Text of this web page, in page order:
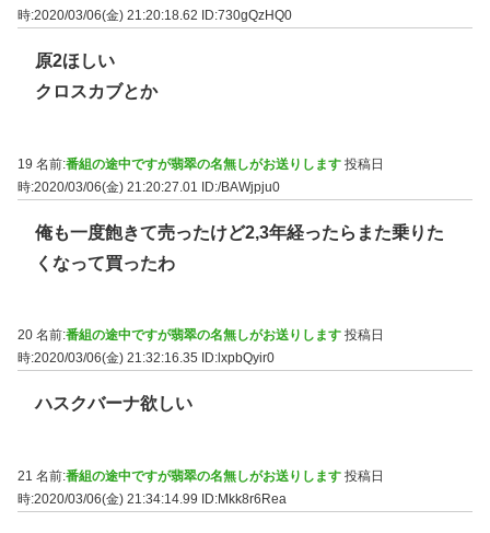
時:2020/03/06(金) 21:20:18.62
ID:730gQzHQ0
原2ほしい
クロスカブとか
19 名前:番組の途中ですが翡翠の名無しがお送りします 投稿日
時:2020/03/06(金) 21:20:27.01 ID:/BAWjpju0
俺も一度飽きて売ったけど2,3年経ったらまた乗りた
くなって買ったわ
20 名前:番組の途中ですが翡翠の名無しがお送りします 投稿日
時:2020/03/06(金) 21:32:16.35
ID:lxpbQyir0
ハスクバーナ欲しい
21 名前:番組の途中ですが翡翠の名無しがお送りします 投稿日
時:2020/03/06(金) 21:34:14.99
ID:Mkk8r6Rea